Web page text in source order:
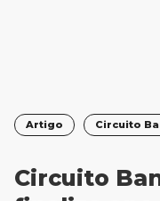
Artigo Circuito
Circuito